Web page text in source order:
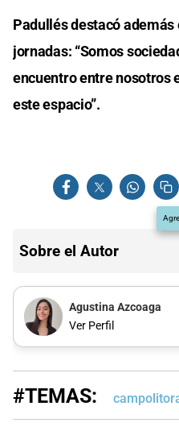
Padullés destacó
jornadas: “Somos
encuentro entre nosotros
este espacio”.
Sobre el Autor
Agustina Azcoaga
Ver Perfil
#TEMAS: